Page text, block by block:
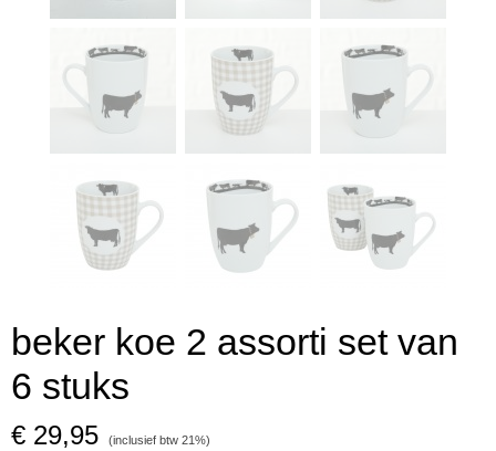
beker koe 2 assorti set van
6 stuks
€ 29,95 (inclusief btw 21%)